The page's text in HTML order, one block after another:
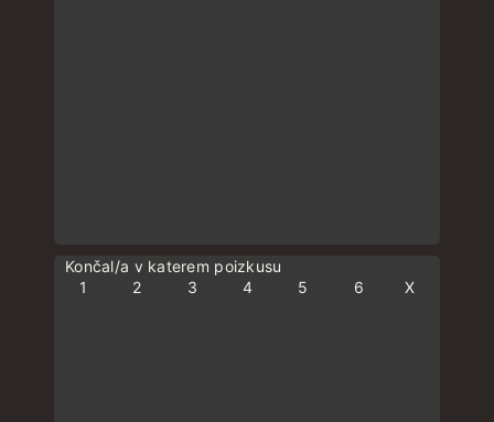
Končal/a v katerem poizkusu
1
2 3 4 5 6 X